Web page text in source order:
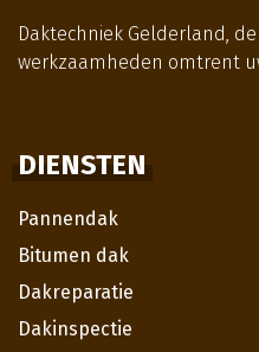
Daktechniek Gelderland,
werkzaamheden omtrent
DIENSTEN
Pannendak
Bitumen dak
Dakreparatie
Dakinspectie